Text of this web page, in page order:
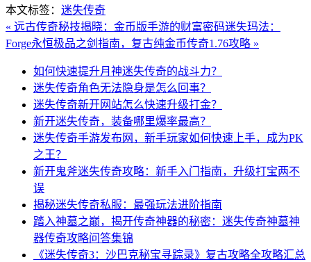
本文标签： 迷失传奇
« 远古传奇秘技揭晓：金币版手游的财富密码迷失玛法：
Forge永恒极品之剑指南，复古纯金币传奇1.76攻略 »
如何快速提升月神迷失传奇的战斗力？
迷失传奇角色无法隐身是怎么回事？
迷失传奇新开网站怎么快速升级打金？
新开迷失传奇，装备哪里爆率最高？
迷失传奇手游发布网，新手玩家如何快速上手，成为PK
之王？
新开鬼斧迷失传奇攻略：新手入门指南，升级打宝两不
误
揭秘迷失传奇私服：最强玩法进阶指南
踏入神墓之巅，揭开传奇神器的秘密：迷失传奇神墓神
器传奇攻略问答集锦
《迷失传奇3：沙巴克秘宝寻踪录》复古攻略全攻略汇总